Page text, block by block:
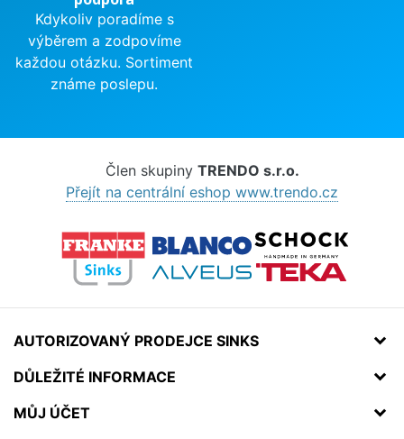
Kdykoliv poradíme s
výběrem a zodpovíme
každou otázku. Sortiment
známe poslepu.
Člen skupiny TRENDO s.r.o.
Přejít na centrální eshop www.trendo.cz
AUTORIZOVANÝ PRODEJCE SINKS
DŮLEŽITÉ INFORMACE
MŮJ ÚČET